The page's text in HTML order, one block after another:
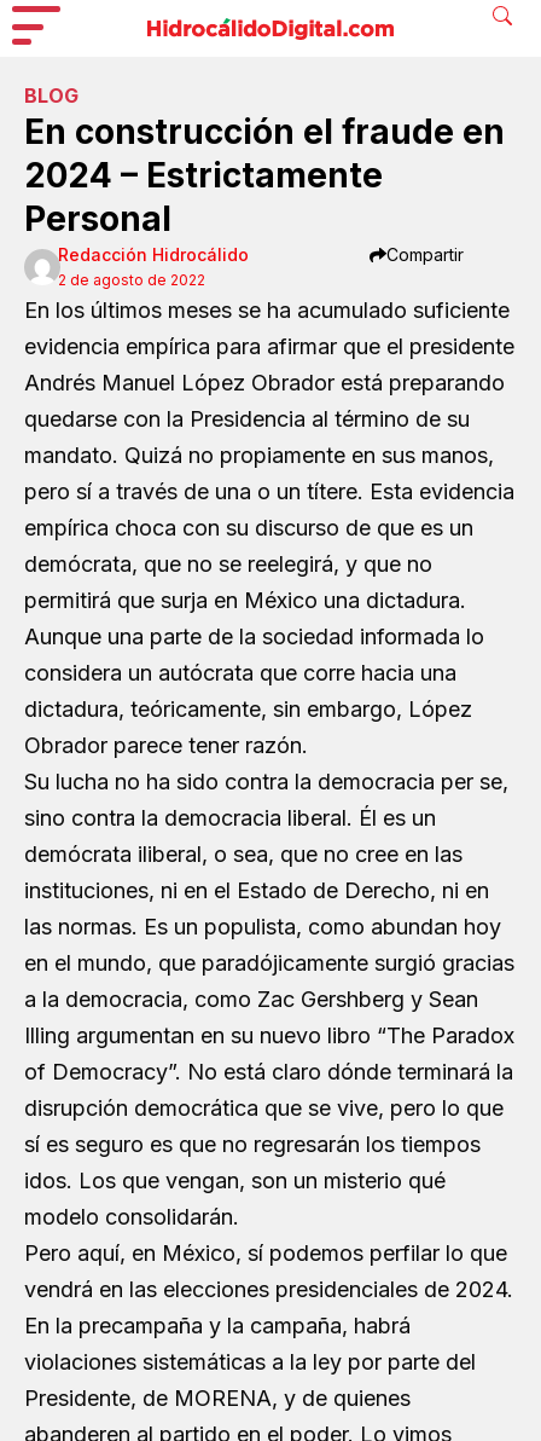
BLOG
En construcción el fraude en
2024 – Estrictamente
Personal
Redacción Hidrocálido
2 de agosto de 2022
Compartir
En los últimos meses se ha acumulado suficiente
evidencia empírica para afirmar que el presidente
Andrés Manuel López Obrador está preparando
quedarse con la Presidencia al término de su
mandato. Quizá no propiamente en sus manos,
pero sí a través de una o un títere. Esta evidencia
empírica choca con su discurso de que es un
demócrata, que no se reelegirá, y que no
permitirá que surja en México una dictadura.
Aunque una parte de la sociedad informada lo
considera un autócrata que corre hacia una
dictadura, teóricamente, sin embargo, López
Obrador parece tener razón.
Su lucha no ha sido contra la democracia per se,
sino contra la democracia liberal. Él es un
demócrata iliberal, o sea, que no cree en las
instituciones, ni en el Estado de Derecho, ni en
las normas. Es un populista, como abundan hoy
en el mundo, que paradójicamente surgió gracias
a la democracia, como Zac Gershberg y Sean
Illing argumentan en su nuevo libro “The Paradox
of Democracy”. No está claro dónde terminará la
disrupción democrática que se vive, pero lo que
sí es seguro es que no regresarán los tiempos
idos. Los que vengan, son un misterio qué
modelo consolidarán.
Pero aquí, en México, sí podemos perfilar lo que
vendrá en las elecciones presidenciales de 2024.
En la precampaña y la campaña, habrá
violaciones sistemáticas a la ley por parte del
Presidente, de MORENA, y de quienes
abanderen al partido en el poder. Lo vimos